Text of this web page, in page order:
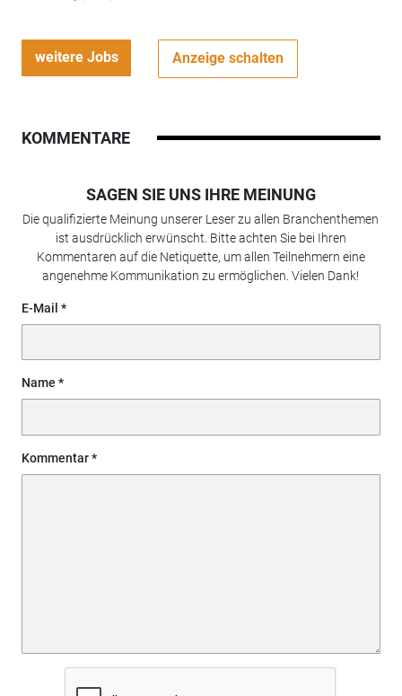
weitere Jobs Anzeige schalten
KOMMENTARE
SAGEN SIE UNS IHRE MEINUNG
Die qualifizierte Meinung unserer Leser zu allen Branchenthemen
ist ausdrücklich erwünscht. Bitte achten Sie bei Ihren
Kommentaren auf die Netiquette, um allen Teilnehmern eine
angenehme Kommunikation zu ermöglichen. Vielen Dank!
E-Mail
Name
Kommentar